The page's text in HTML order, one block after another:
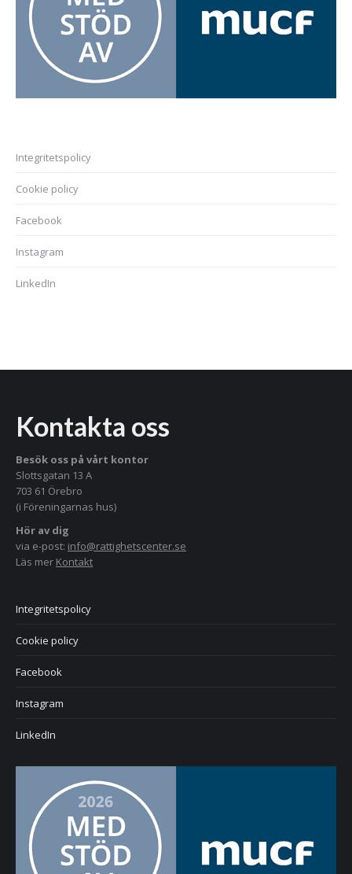
Integritetspolicy
Cookie policy
Facebook
Instagram
LinkedIn
Kontakta oss
Besök oss på vårt kontor
Slottsgatan 13 A
703 61 Örebro
(i Föreningarnas hus)
Hör av dig
via e-post: info@rattighetscenter.se
Läs mer Kontakt
Integritetspolicy
Cookie policy
Facebook
Instagram
LinkedIn